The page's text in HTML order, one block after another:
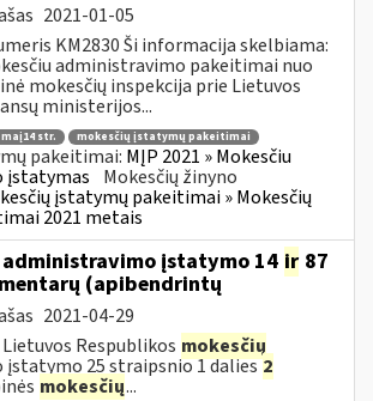
2021-01-05
KM2830 Ši informacija skelbiama:
administravimo pakeitimai nuo
mokesčių inspekcija prie Lietuvos
ministerijos...
maį14 str. mokesčių įstatymų pakeitimai
pakeitimai: MĮP 2021 » Mokesčiu
įstatymas Mokesčių žinyno
įstatymų pakeitimai » Mokesčių
2021 metais
administravimo įstatymo 14 ir 87
(apibendrintų
2021-04-29
Respublikos mokesčių
25 straipsnio 1 dalies2
mokesčių...